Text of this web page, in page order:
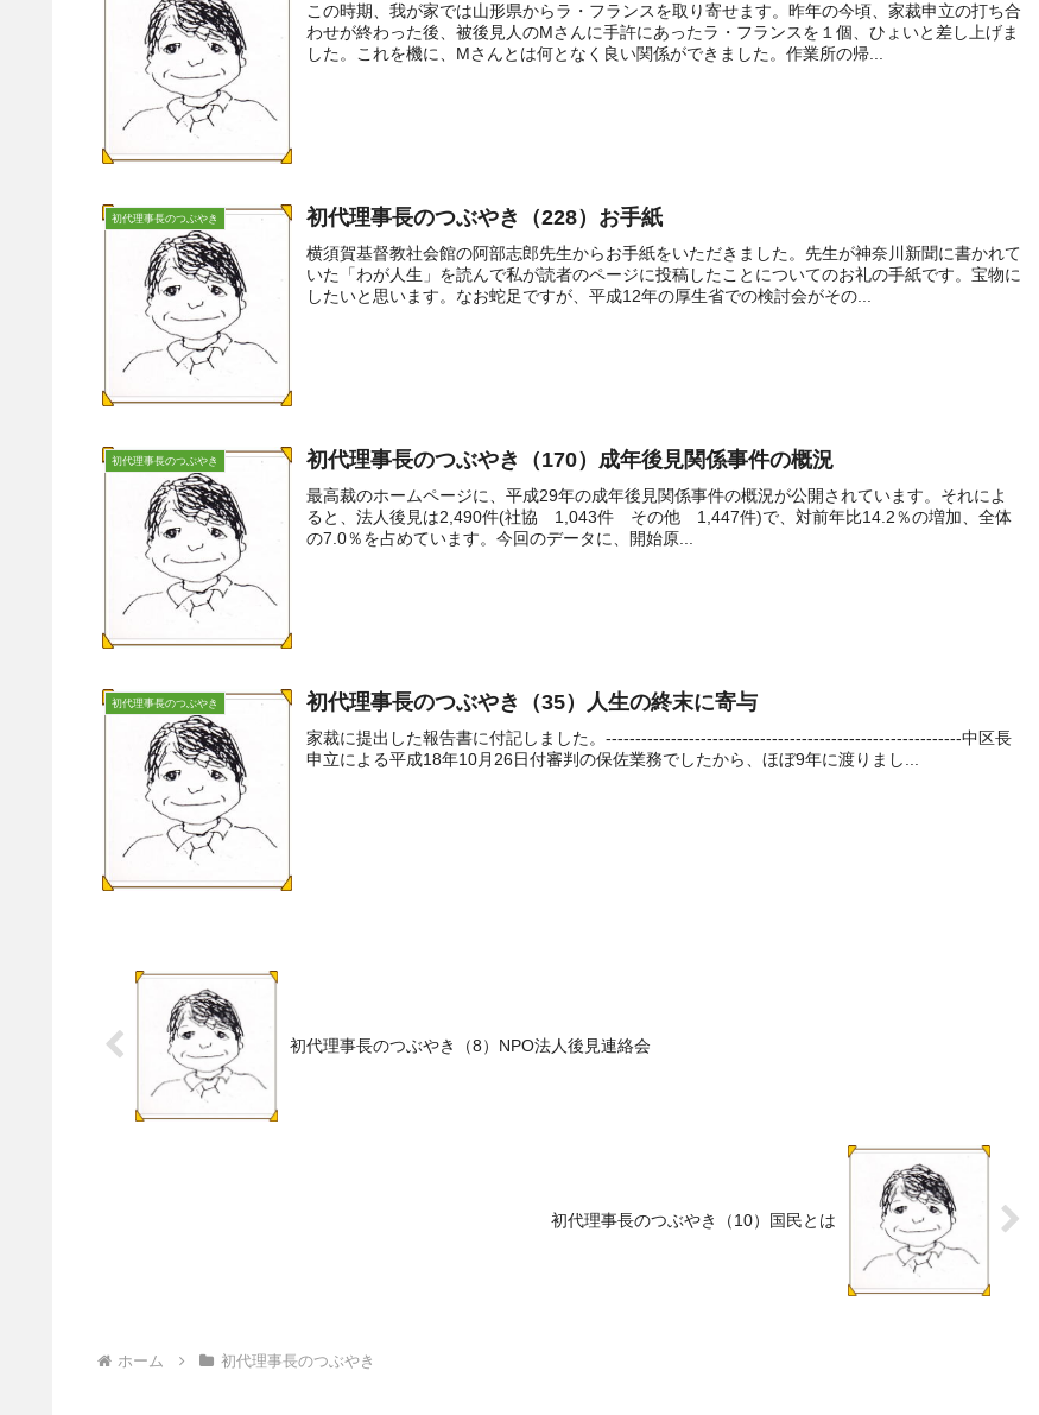
この時期、我が家では山形県からラ・フランスを取り寄せます。昨年の今頃、家裁申立の打ち合
わせが終わった後、被後見人のMさんに手許にあったラ・フランスを１個、ひょいと差し上げま
した。これを機に、Mさんとは何となく良い関係ができました。作業所の帰...
初代理事長のつぶやき 初代理事長のつぶやき（228）お手紙
横須賀基督教社会館の阿部志郎先生からお手紙をいただきました。先生が神奈川新聞に書かれて
いた「わが人生」を読んで私が読者のページに投稿したことについてのお礼の手紙です。宝物に
したいと思います。なお蛇足ですが、平成12年の厚生省での検討会がその...
初代理事長のつぶやき 初代理事長のつぶやき（170）成年後見関係事件の概況
最高裁のホームページに、平成29年の成年後見関係事件の概況が公開されています。それによ
ると、法人後見は2,490件(社協 1,043件 その他 1,447件)で、対前年比14.2％の増加、全体
の7.0％を占めています。今回のデータに、開始原...
初代理事長のつぶやき 初代理事長のつぶやき（35）人生の終末に寄与
家裁に提出した報告書に付記しました。------------------------------------------------------------中区長
申立による平成18年10月26日付審判の保佐業務でしたから、ほぼ9年に渡りまし...
初代理事長のつぶやき（8）NPO法人後見連絡会
初代理事長のつぶやき（10）国民とは
ホーム 初代理事長のつぶやき